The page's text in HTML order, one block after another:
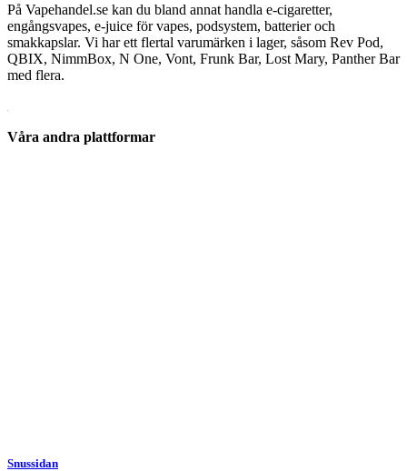
På Vapehandel.se kan du bland annat handla e-cigaretter,
engångsvapes, e-juice för vapes, podsystem, batterier och
smakkapslar. Vi har ett flertal varumärken i lager, såsom Rev Pod,
QBIX, NimmBox, N One, Vont, Frunk Bar, Lost Mary, Panther Bar
med flera.
Våra andra plattformar
Snussidan